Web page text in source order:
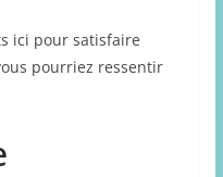
ici pour satisfaire
pourriez ressentir